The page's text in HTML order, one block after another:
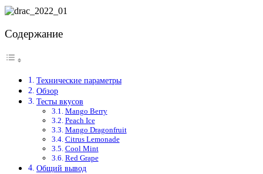
Содержание
Технические параметры
Обзор
Тесты вкусов
Mango Berry
Peach Ice
Mango Dragonfruit
Citrus Lemonade
Cool Mint
Red Grape
Общий вывод